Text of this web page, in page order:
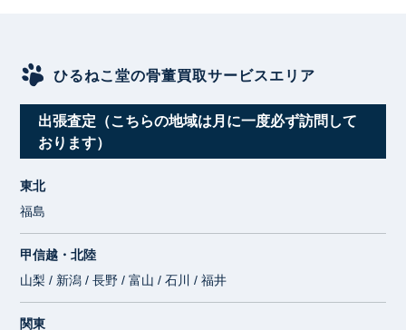
ひるねこ堂の骨董買取サービスエリア
出張査定（こちらの地域は月に一度必ず訪問して
おります）
東北
福島
甲信越・北陸
山梨 / 新潟 / 長野 / 富山 / 石川 / 福井
関東